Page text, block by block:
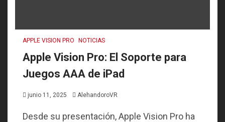
APPLE VISION PRO NOTICIAS
Apple Vision Pro: El Soporte para
Juegos AAA de iPad
junio 11, 2025 AlehandoroVR
Desde su presentación, Apple Vision Pro ha